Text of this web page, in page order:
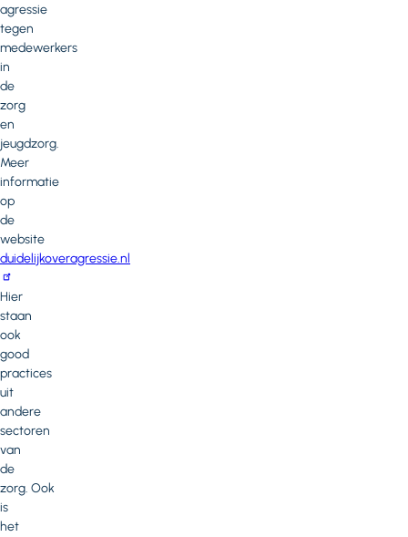
agressie
tegen
medewerkers
in
de
zorg
en
jeugdzorg.
Meer
informatie
op
de
website
duidelijkoveragressie.nl
Hier
staan
ook
good
practices
uit
andere
sectoren
van
de
zorg. Ook
is
het